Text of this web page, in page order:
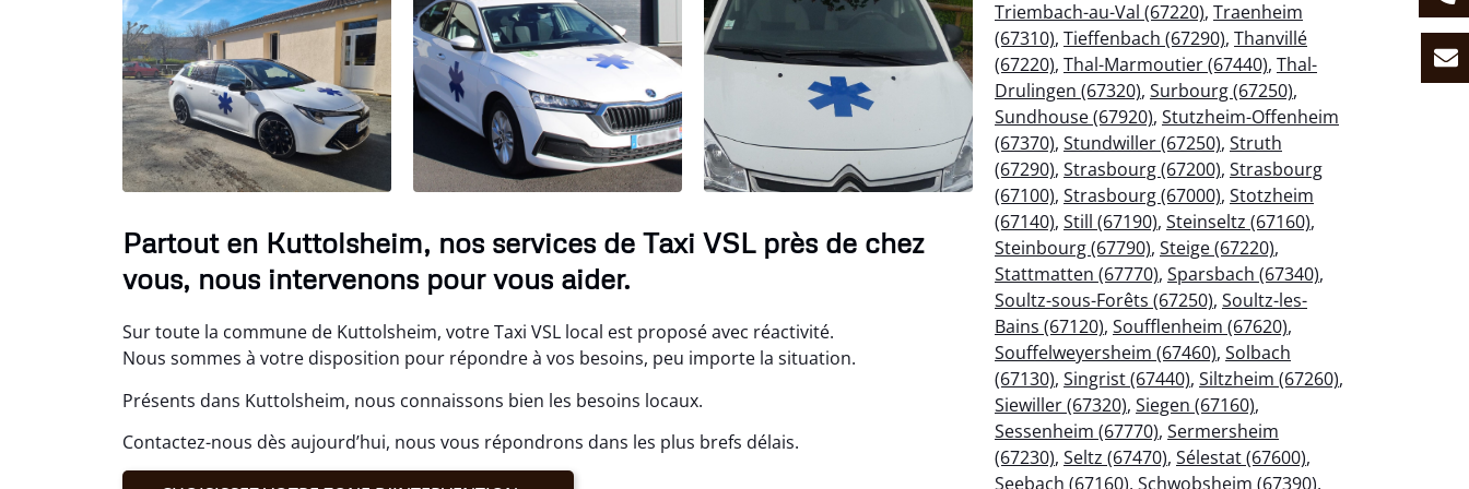
Partout en Kuttolsheim, nos services de Taxi VSL près de chez
vous, nous intervenons pour vous aider.
Sur toute la commune de Kuttolsheim, votre Taxi VSL local est proposé avec réactivité.
Nous sommes à votre disposition pour répondre à vos besoins, peu importe la situation.
Présents dans Kuttolsheim, nous connaissons bien les besoins locaux.
Contactez-nous dès aujourd’hui, nous vous répondrons dans les plus brefs délais.
Triembach-au-Val (67220), Traenheim
(67310), Tieffenbach (67290), Thanvillé
(67220), Thal-Marmoutier (67440), Thal-
Drulingen (67320), Surbourg (67250),
Sundhouse (67920), Stutzheim-Offenheim
(67370), Stundwiller (67250), Struth
(67290), Strasbourg (67200), Strasbourg
(67100), Strasbourg (67000), Stotzheim
(67140), Still (67190), Steinseltz (67160),
Steinbourg (67790), Steige (67220),
Stattmatten (67770), Sparsbach (67340),
Soultz-sous-Forêts (67250), Soultz-les-
Bains (67120), Soufflenheim (67620),
Souffelweyersheim (67460), Solbach
(67130), Singrist (67440), Siltzheim (67260),
Siewiller (67320), Siegen (67160),
Sessenheim (67770), Sermersheim
(67230), Seltz (67470), Sélestat (67600),
Seebach (67160), Schwobsheim (67390),